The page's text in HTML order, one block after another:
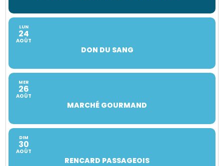
LUN
24
AOÛT
DON DU SANG
MER
26
AOÛT
MARCHÉ GOURMAND
DIM
30
AOÛT
RENCARD PASSAGEOIS